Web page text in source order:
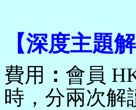
【深度主題
費用 ： 會員
時，分兩次解